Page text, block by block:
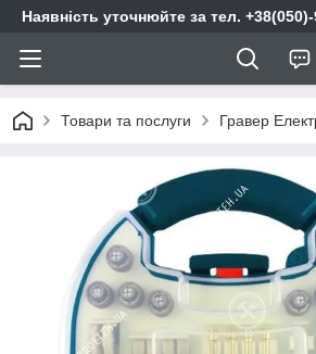
Наявність уточнюйте за тел.
Товари та послуги Гравер